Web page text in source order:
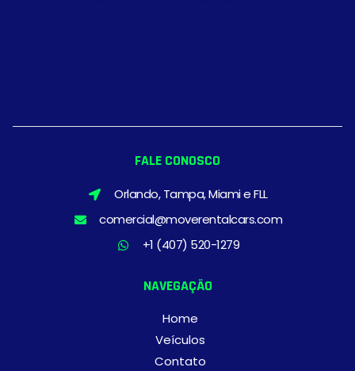
FALE CONOSCO
Orlando, Tampa, Miami e FLL
comercial@moverentalcars.com
+1 (407) 520-1279
NAVEGAÇÃO
Home
Veículos
Contato